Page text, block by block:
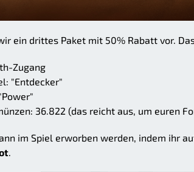
ein drittes Paket mit 50% Rabatt vor.
Zugang
"Entdecker"
36.822 (das reicht aus, um euren
im Spiel erworben werden, indem ihr
.